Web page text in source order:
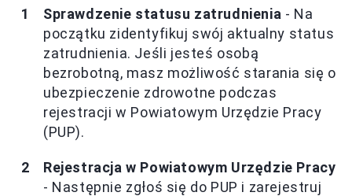
Sprawdzenie statusu zatrudnienia - Na
początku zidentyfikuj swój aktualny status
zatrudnienia. Jeśli jesteś osobą
bezrobotną, masz możliwość starania się o
ubezpieczenie zdrowotne podczas
rejestracji w Powiatowym Urzędzie Pracy
(PUP).
Rejestracja w Powiatowym Urzędzie Pracy
- Następnie zgłoś się do PUP i zarejestruj